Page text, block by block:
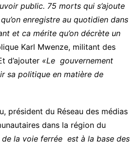
public. 75 morts qui s’ajoute
enregistre au quotidien dans
et ca mérite qu’on décrète un
Karl Mwenze, militant des
d’ajouter «Le gouvernement
sa politique en matière de
président du Réseau des médias
dans la région du
de la voie ferrée est à la base des